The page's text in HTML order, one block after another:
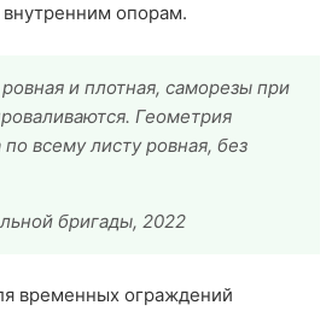
опорам.
и плотная, саморезы при
Геометрия
всему листу ровная, без
бригады, 2022
временных ограждений